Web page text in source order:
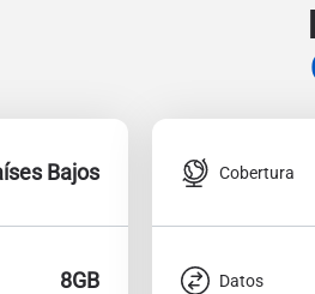
Bajos
8GB
Cobertura
Datos